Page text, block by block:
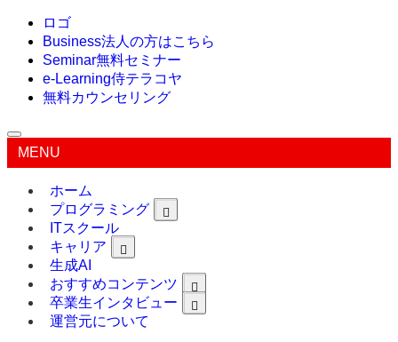
ロゴ
Business法人の方はこちら
Seminar無料セミナー
e-Learning侍テラコヤ
無料カウンセリング
MENU
ホーム
プログラミング
ITスクール
キャリア
生成AI
おすすめコンテンツ
卒業生インタビュー
運営元について